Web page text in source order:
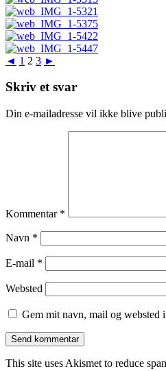
◄ 1 2 3 ►
Skriv et svar
Din e-mailadresse vil ikke blive
Kommentar *
Navn *
E-mail *
Websted
Gem mit navn, mail og websted
This site uses Akismet to reduce